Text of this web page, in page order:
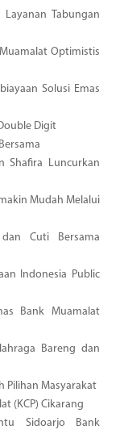
Tabungan
Optimistis
Solusi Emas
Digit
Shafira Luncurkan
Mudah Melalui
Cuti Bersama
Indonesia Public
Bank Muamalat
Bareng dan
Pilihan Masyarakat
(KCP) Cikarang
Sidoarjo Bank